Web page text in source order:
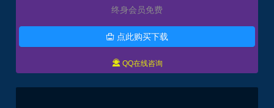
终身会员免费
 点此购买下载
 QQ在线咨询